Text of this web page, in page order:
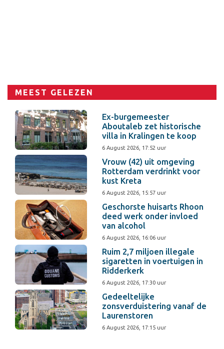
MEEST GELEZEN
Ex-burgemeester
Aboutaleb zet historische
villa in Kralingen te koop
6 August 2026, 17:52 uur
Vrouw (42) uit omgeving
Rotterdam verdrinkt voor
kust Kreta
6 August 2026, 15:57 uur
Geschorste huisarts Rhoon
deed werk onder invloed
van alcohol
6 August 2026, 16:06 uur
Ruim 2,7 miljoen illegale
sigaretten in voertuigen in
Ridderkerk
6 August 2026, 17:30 uur
Gedeeltelijke
zonsverduistering vanaf de
Laurenstoren
6 August 2026, 17:15 uur